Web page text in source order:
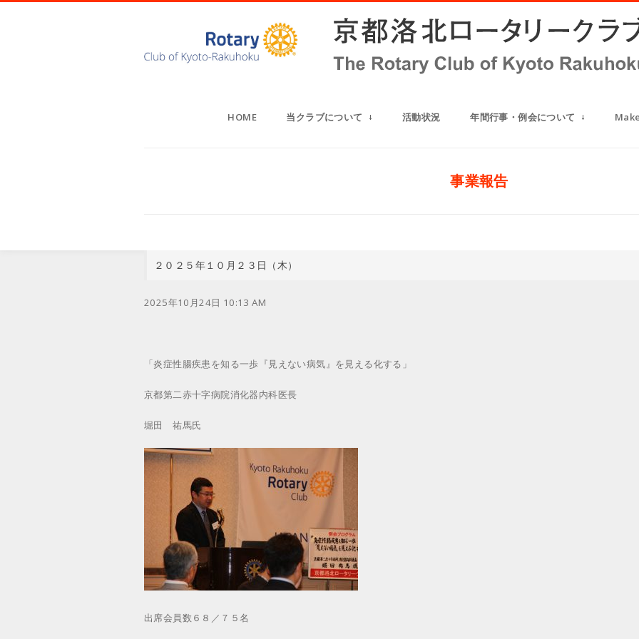
HOME 当クラブについて 活動状況 年間行事・例会について
事業報告
２０２５年１０月２３日（木）
2025年10月24日 10:13 AM
「炎症性腸疾患を知る一歩『見えない病気』を見える化する」
京都第二赤十字病院消化器内科医長
堀田 祐馬氏
出席会員数６８／７５名